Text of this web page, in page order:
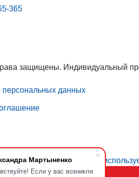
Мартыненко
Если у вас возникли
365
защищены. Индивидуальный
персональных данных
с тем, что
мы